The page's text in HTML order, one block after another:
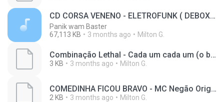
CD CORSA VENENO - ELETROFUNK ( DEBOXE 2025 )
Panik wam Baster
67,113 KB
3 months ago Milton G.
Combinação Lethal - Cada um cada um (o beck está queimando) (Bass Remastered by Leandro)(M4A_128K)_private.lrc
3 KB 3 months ago Milton G.
COMEDINHA FICOU BRAVO - MC Negão Original_ MC Meno K e DJ Japa NK (Love Funk)(M4A_128K)_private.lrc
2 KB 3 months ago Milton G.